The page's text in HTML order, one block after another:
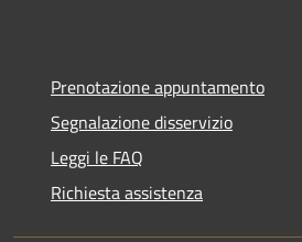
Prenotazione appuntamento
Segnalazione disservizio
Leggi le FAQ
Richiesta assistenza